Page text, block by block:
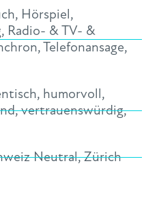
, Hörspiel,
, Radio- & TV- &
,Telefonansage,
, humorvoll,
,vertrauenswürdig,
Neutral,Zürich